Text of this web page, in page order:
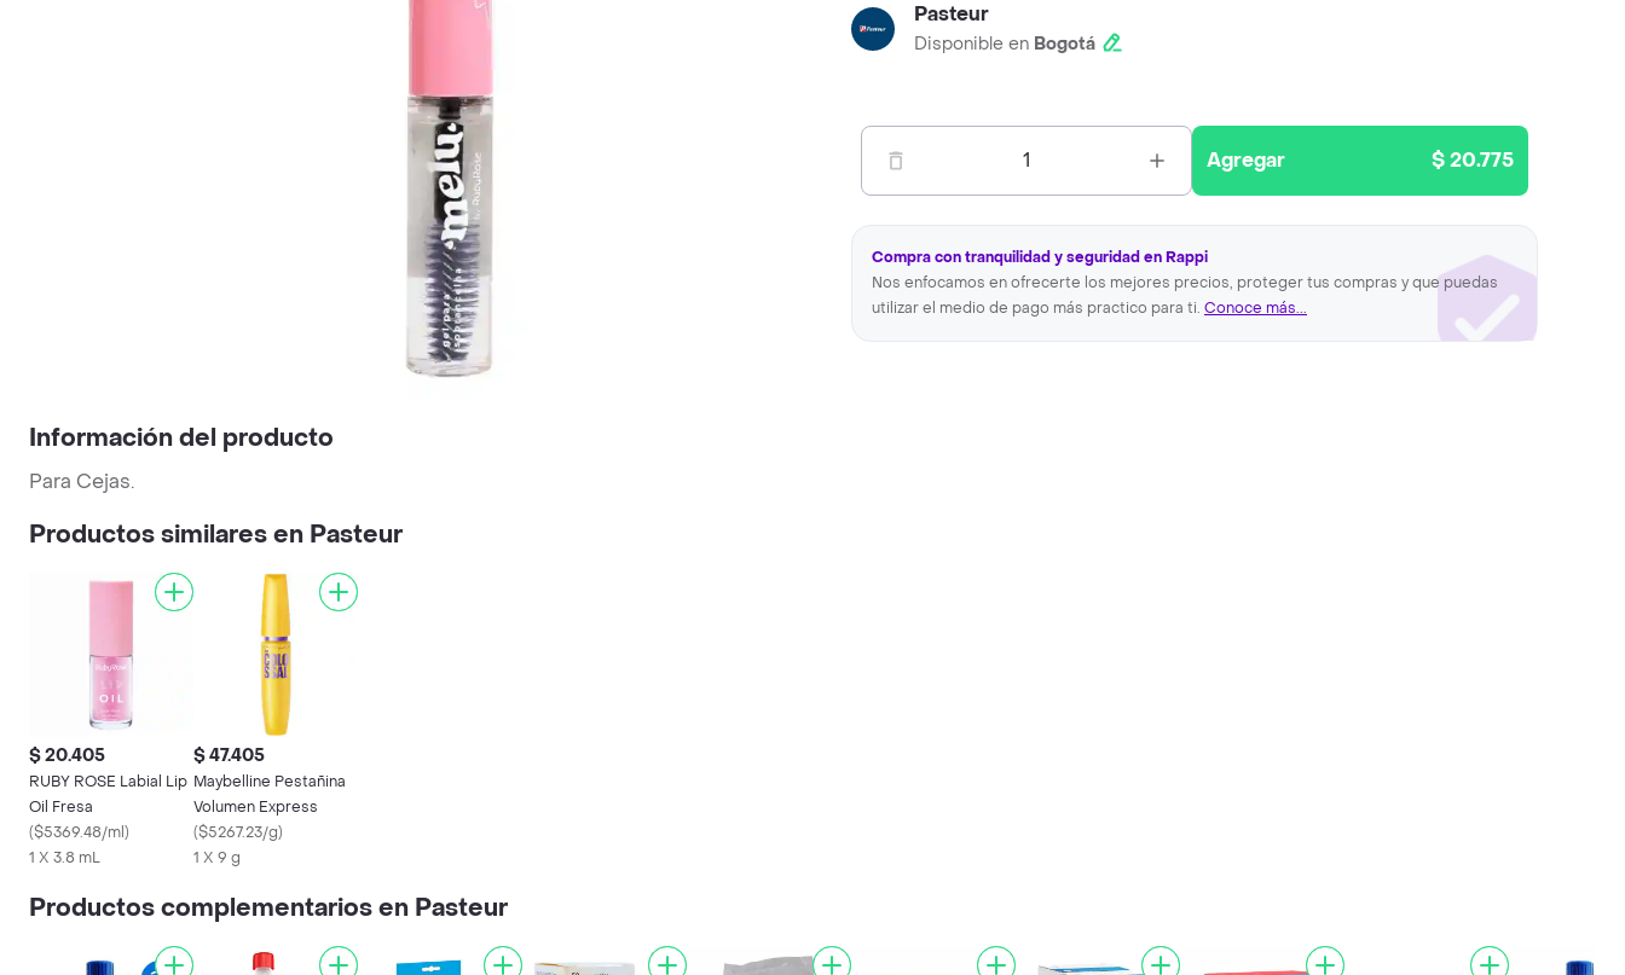
Pasteur
Disponible en Bogotá
1 Agregar $ 20.775
Compra con tranquilidad y seguridad en Rappi
Nos enfocamos en ofrecerte los mejores precios, proteger tus compras y que puedas
utilizar el medio de pago más practico para ti. Conoce más...
Información del producto
Para Cejas.
Productos similares en Pasteur
$ 20.405
RUBY ROSE Labial Lip
Oil Fresa
($5369.48/ml)
1 X 3.8 mL
$ 47.405
Maybelline Pestañina
Volumen Express
($5267.23/g)
1 X 9 g
Productos complementarios en Pasteur